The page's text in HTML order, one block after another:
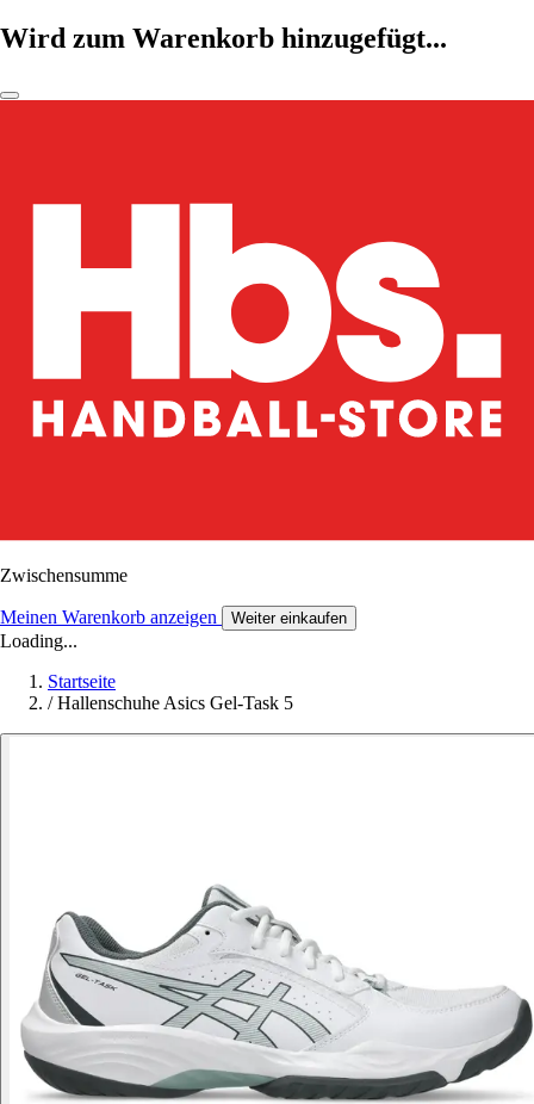
Wird zum Warenkorb hinzugefügt...
Zwischensumme
Meinen Warenkorb anzeigen Weiter einkaufen
Loading...
Startseite
/ Hallenschuhe Asics Gel-Task 5